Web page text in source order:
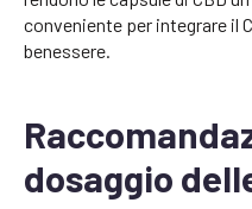
conveniente per integrare il
benessere.
dosaggio